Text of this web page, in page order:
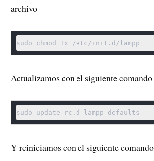
archivo
sudo chmod +x /etc/init.d/lampp
Actualizamos con el siguiente comando
sudo update-rc.d lampp defaults
Y reiniciamos con el siguiente comando